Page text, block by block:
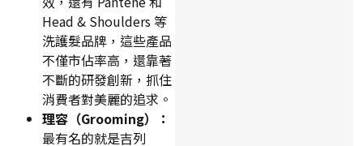
Head & Shoulders 等
洗護髮品牌，這些產品
不僅市佔率高，還靠著
不斷的研發創新，抓住
消費者對美麗的追求。
理容（Grooming）：
最有名的就是吉列